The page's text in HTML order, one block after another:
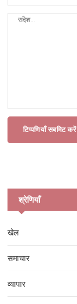
टिप्पणियाँ सबमिट करें
श्रेणियाँ
खेल
समाचार
व्यापार